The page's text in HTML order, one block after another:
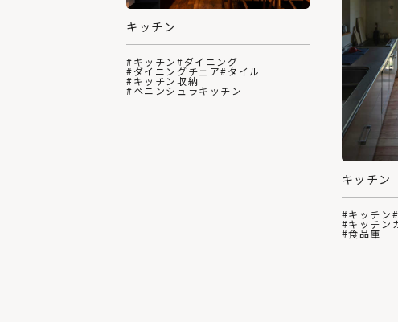
キッチン
#キッチン#ダイニング
#ダイニングチェア#タイル
#キッチン収納
#ペニンシュラキッチン
キッチン
#キッチン
#キッチン
#食品庫